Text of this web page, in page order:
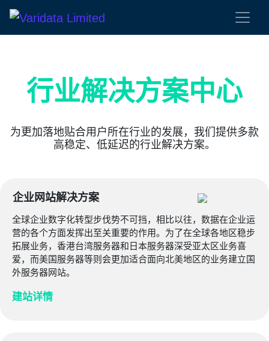
行业解决方案中心
为更加落地贴合用户所在行业的发展，我们提供多款
高稳定、低延迟的行业解决方案。
企业网站解决方案
全球企业数字化转型步伐势不可挡，相比以往，数据在企业运
营的各个方面发挥出至关重要的作用。为了在全球各地区稳步
拓展业务，香港台湾服务器和日本服务器深受亚太区业务喜
爱，而美国服务器等则会更加适合面向北美地区的业务建立国
外服务器网站。
建站详情